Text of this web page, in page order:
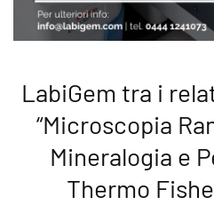
LabiGem tra i
“Microscopia
Mineralogia e
Thermo